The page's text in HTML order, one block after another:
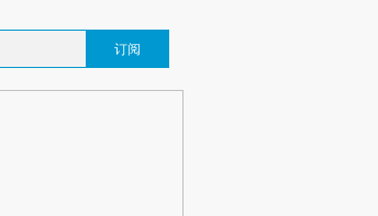
订阅